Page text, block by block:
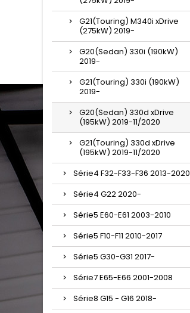
G21(Touring) M340i xDrive
(275kW) 2019-
G20(Sedan) 330i (190kW)
2019-
G21(Touring) 330i (190kW)
2019-
G20(Sedan) 330d xDrive
(195kW) 2019-11/2020
G21(Touring) 330d xDrive
(195kW) 2019-11/2020
Série4 F32-F33-F36 2013-2020
Série4 G22 2020-
Série5 E60-E61 2003-2010
Série5 F10-F11 2010-2017
Série5 G30-G31 2017-
Série7 E65-E66 2001-2008
Série8 G15 - G16 2018-